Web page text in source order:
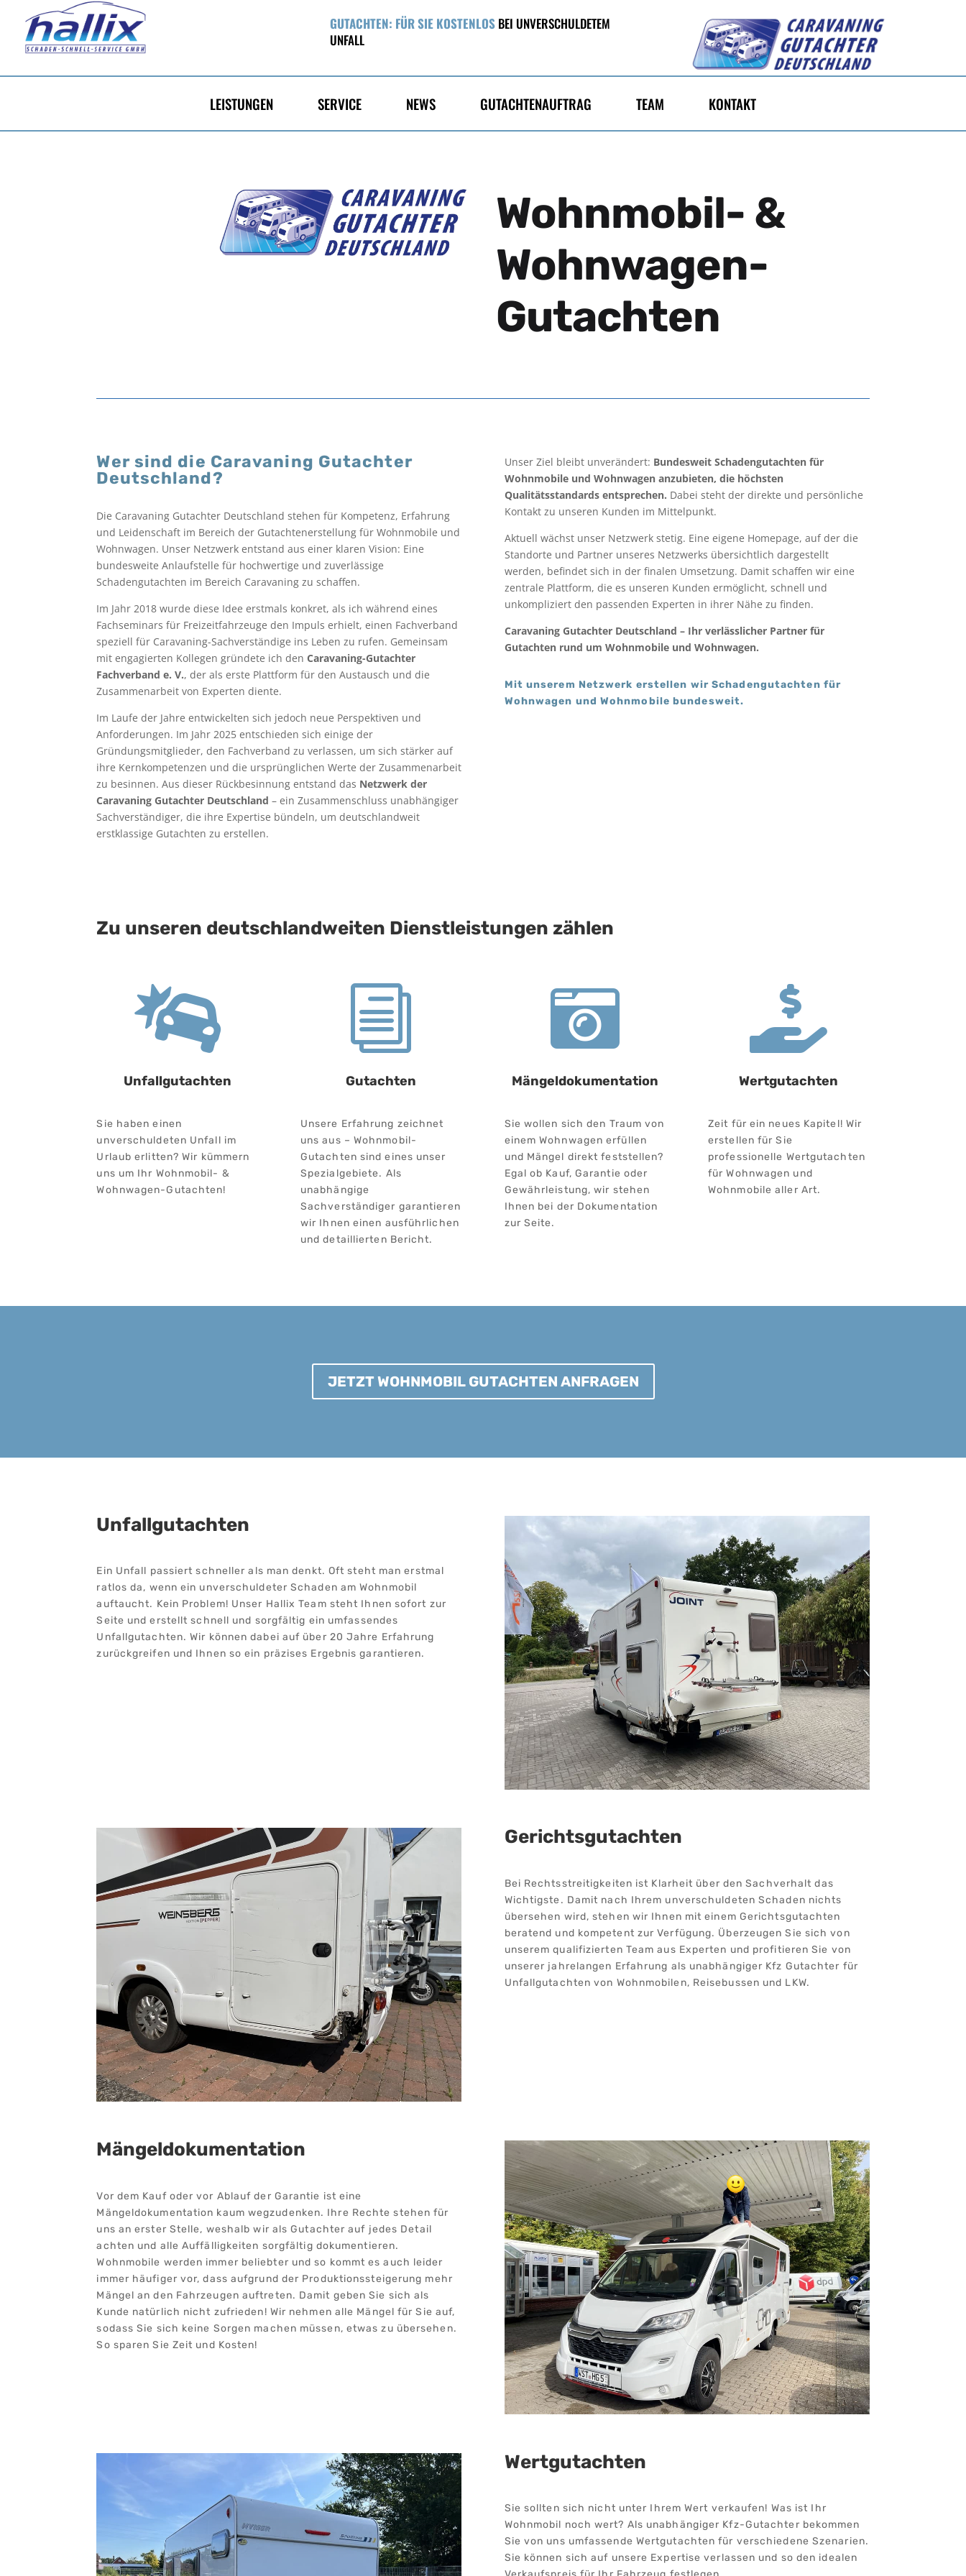
GUTACHTEN: FÜR SIE KOSTENLOS BEI UNVERSCHULDETEM
UNFALL
LEISTUNGEN SERVICE NEWS GUTACHTENAUFTRAG TEAM KONTAKT
Wohnmobil- &
Wohnwagen-
Gutachten
Wer sind die Caravaning Gutachter
Deutschland?
Die Caravaning Gutachter Deutschland stehen für Kompetenz, Erfahrung
und Leidenschaft im Bereich der Gutachtenerstellung für Wohnmobile und
Wohnwagen. Unser Netzwerk entstand aus einer klaren Vision: Eine
bundesweite Anlaufstelle für hochwertige und zuverlässige
Schadengutachten im Bereich Caravaning zu schaffen.
Im Jahr 2018 wurde diese Idee erstmals konkret, als ich während eines
Fachseminars für Freizeitfahrzeuge den Impuls erhielt, einen Fachverband
speziell für Caravaning-Sachverständige ins Leben zu rufen. Gemeinsam
mit engagierten Kollegen gründete ich denCaravaning-Gutachter
Fachverband e. V., der als erste Plattform für den Austausch und die
Zusammenarbeit von Experten diente.
Im Laufe der Jahre entwickelten sich jedoch neue Perspektiven und
Anforderungen. Im Jahr 2025 entschieden sich einige der
Gründungsmitglieder, den Fachverband zu verlassen, um sich stärker auf
ihre Kernkompetenzen und die ursprünglichen Werte der Zusammenarbeit
zu besinnen. Aus dieser Rückbesinnung entstand das Netzwerk der
Caravaning Gutachter Deutschland – ein Zusammenschluss unabhängiger
Sachverständiger, die ihre Expertise bündeln, um deutschlandweit
erstklassige Gutachten zu erstellen.
Unser Ziel bleibt unverändert: Bundesweit Schadengutachten für
Wohnmobile und Wohnwagen anzubieten, die höchsten
Qualitätsstandards entsprechen. Dabei steht der direkte und persönliche
Kontakt zu unseren Kunden im Mittelpunkt.
Aktuell wächst unser Netzwerk stetig. Eine eigene Homepage, auf der die
Standorte und Partner unseres Netzwerks übersichtlich dargestellt
werden, befindet sich in der finalen Umsetzung. Damit schaffen wir eine
zentrale Plattform, die es unseren Kunden ermöglicht, schnell und
unkompliziert den passenden Experten in ihrer Nähe zu finden.
Caravaning Gutachter Deutschland – Ihr verlässlicher Partner für
Gutachten rund um Wohnmobile und Wohnwagen.
Mit unserem Netzwerk erstellen wir Schadengutachten für
Wohnwagen und Wohnmobile bundesweit.
Zu unseren deutschlandweiten Dienstleistungen zählen

Unfallgutachten
Sie haben einen
unverschuldeten Unfall im
Urlaub erlitten? Wir kümmern
uns um Ihr Wohnmobil- &
Wohnwagen-Gutachten!
i
Gutachten
Unsere Erfahrung zeichnet
uns aus – Wohnmobil-
Gutachten sind eines unser
Spezialgebiete. Als
unabhängige
Sachverständiger garantieren
wir Ihnen einen ausführlichen
und detaillierten Bericht.

Mängeldokumentation
Sie wollen sich den Traum von
einem Wohnwagen erfüllen
und Mängel direkt feststellen?
Egal ob Kauf, Garantie oder
Gewährleistung, wir stehen
Ihnen bei der Dokumentation
zur Seite.

Wertgutachten
Zeit für ein neues Kapitel! Wir
erstellen für Sie
professionelle Wertgutachten
für Wohnwagen und
Wohnmobile aller Art.
JETZT WOHNMOBIL GUTACHTEN ANFRAGEN
Unfallgutachten
Ein Unfall passiert schneller als man denkt. Oft steht man erstmal
ratlos da, wenn ein unverschuldeter Schaden am Wohnmobil
auftaucht. Kein Problem! Unser Hallix Team steht Ihnen sofort zur
Seite und erstellt schnell und sorgfältig ein umfassendes
Unfallgutachten. Wir können dabei auf über 20 Jahre Erfahrung
zurückgreifen und Ihnen so ein präzises Ergebnis garantieren.
Gerichtsgutachten
Bei Rechtsstreitigkeiten ist Klarheit über den Sachverhalt das
Wichtigste. Damit nach Ihrem unverschuldeten Schaden nichts
übersehen wird, stehen wir Ihnen mit einem Gerichtsgutachten
beratend und kompetent zur Verfügung. Überzeugen Sie sich von
unserem qualifizierten Team aus Experten und profitieren Sie von
unserer jahrelangen Erfahrung als unabhängiger Kfz Gutachter für
Unfallgutachten von Wohnmobilen, Reisebussen und LKW.
Mängeldokumentation
Vor dem Kauf oder vor Ablauf der Garantie ist eine
Mängeldokumentation kaum wegzudenken. Ihre Rechte stehen für
uns an erster Stelle, weshalb wir als Gutachter auf jedes Detail
achten und alle Auffälligkeiten sorgfältig dokumentieren.
Wohnmobile werden immer beliebter und so kommt es auch leider
immer häufiger vor, dass aufgrund der Produktionssteigerung mehr
Mängel an den Fahrzeugen auftreten. Damit geben Sie sich als
Kunde natürlich nicht zufrieden! Wir nehmen alle Mängel für Sie auf,
sodass Sie sich keine Sorgen machen müssen, etwas zu übersehen.
So sparen Sie Zeit und Kosten!
Wertgutachten
Sie sollten sich nicht unter Ihrem Wert verkaufen! Was ist Ihr
Wohnmobil noch wert? Als unabhängiger Kfz-Gutachter bekommen
Sie von uns umfassende Wertgutachten für verschiedene Szenarien.
Sie können sich auf unsere Expertise verlassen und so den idealen